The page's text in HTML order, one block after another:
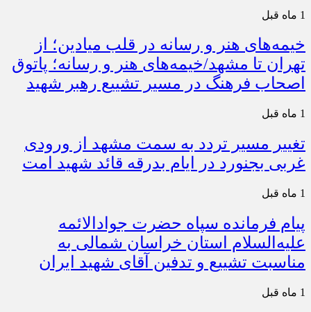
1 ماه قبل
خیمه‌های هنر و رسانه در قلب میادین؛ از
تهران تا مشهد/خیمه‌های هنر و رسانه؛ پاتوق
اصحاب فرهنگ در مسیر تشییع رهبر شهید
1 ماه قبل
تغییر مسیر تردد به سمت مشهد از ورودی
غربی بجنورد در ایام بدرقه قائد شهید امت
1 ماه قبل
پیام فرمانده سپاه حضرت جوادالائمه
علیه‌السلام استان خراسان شمالی به
مناسبت تشییع و تدفین آقای شهید ایران
1 ماه قبل